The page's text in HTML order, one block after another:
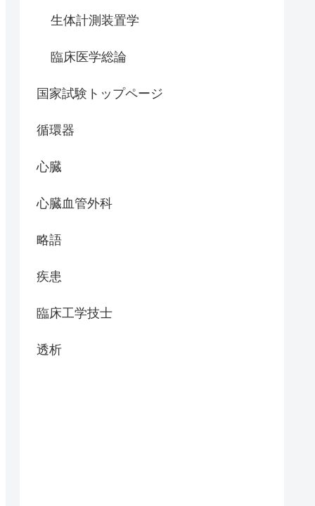
生体計測装置学
臨床医学総論
国家試験トップページ
循環器
心臓
心臓血管外科
略語
疾患
臨床工学技士
透析